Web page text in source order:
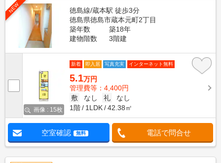
NEW
徳島線/蔵本駅 徒歩3分
徳島県徳島市蔵本元町2丁目
築年数
築18年
建物階数
3階建
画像 : 15枚
新着 即入居 写真充実 インターネット無料
5.1万円
管理費等：4,400円
敷
なし 礼
なし
1階
1LDK 42.38㎡
空室確認 無料 電話で問合せ